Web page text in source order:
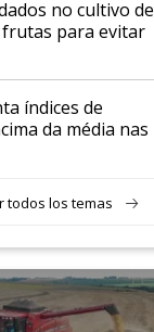
no cultivo de
para evitar
índices de
da média nas
todos los temas